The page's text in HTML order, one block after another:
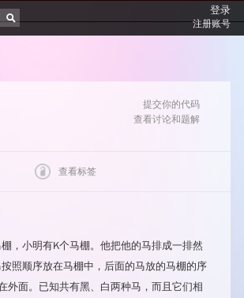
登录
注册账号
提交你的代码
查看讨论和题解
查看标签
类型
动态规划
，小明有K个马棚。他把他的马排成一排然
照顺序放在马棚中，后面的马放的马棚的序
外面。已知共有黑、白两种马，而且它们相